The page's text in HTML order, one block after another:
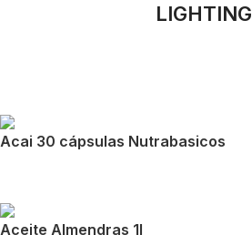
LIGHTING
Acai 30 cápsulas Nutrabasicos
Aceite Almendras 1l